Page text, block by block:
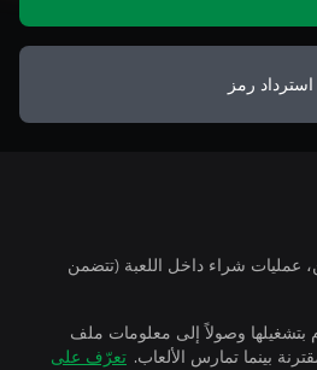
استرداد رمز
عمليات شراء داخل اللعبة (تتضمن
بتشغيلها وصولاً إلى معلومات ملف
تعرّف على